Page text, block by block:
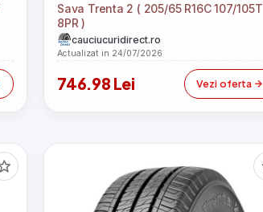
Sava Trenta 2 ( 205/65 R16C 107/105T
8PR )
cauciucuridirect.ro
Actualizat in 24/07/2026
746.98 Lei Vezi oferta